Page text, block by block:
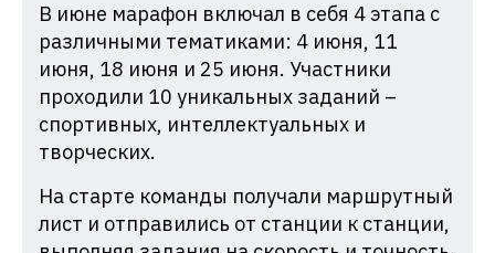
В июне марафон включал в себя 4 этапа с
различными тематиками: 4 июня, 11
июня, 18 июня и 25 июня. Участники
проходили 10 уникальных заданий –
спортивных, интеллектуальных и
творческих.
На старте команды получали маршрутный
лист и отправились от станции к станции,